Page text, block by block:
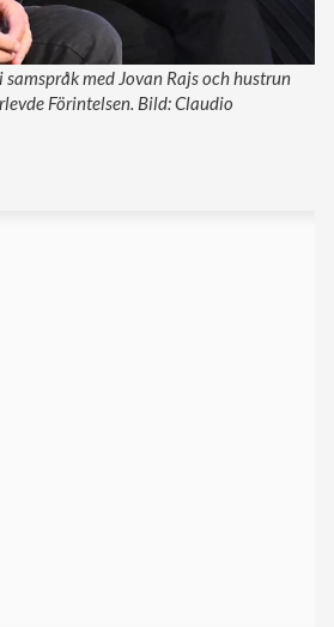
med Jovan Rajs och hustrun
Förintelsen. Bild: Claudio